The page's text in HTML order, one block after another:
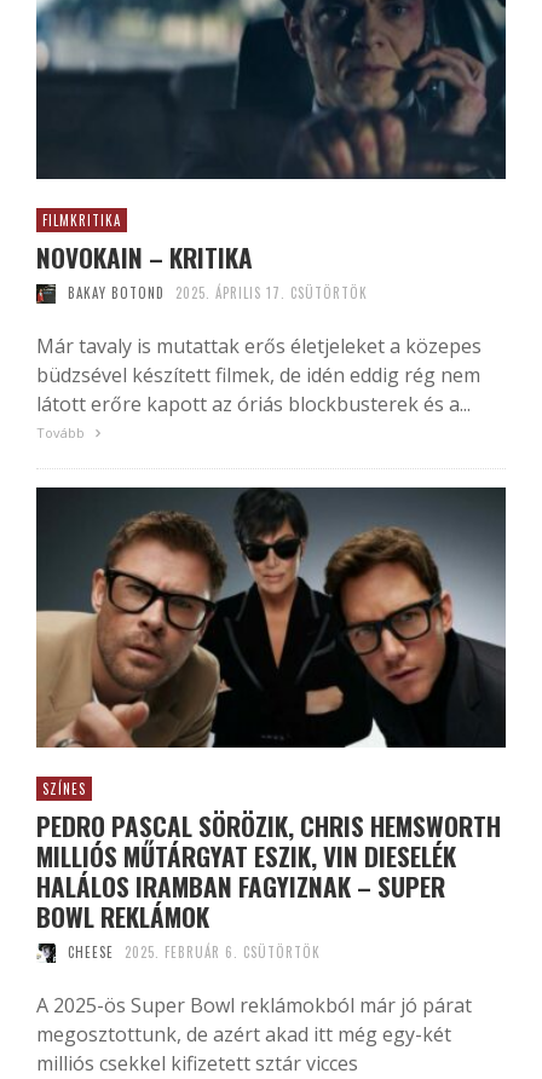
FILMKRITIKA
NOVOKAIN – KRITIKA
BAKAY BOTOND 2025. ÁPRILIS 17. CSÜTÖRTÖK
Már tavaly is mutattak erős életjeleket a közepes
büdzsével készített filmek, de idén eddig rég nem
látott erőre kapott az óriás blockbusterek és a...
Tovább
SZÍNES
PEDRO PASCAL SÖRÖZIK, CHRIS HEMSWORTH
MILLIÓS MŰTÁRGYAT ESZIK, VIN DIESELÉK
HALÁLOS IRAMBAN FAGYIZNAK – SUPER
BOWL REKLÁMOK
CHEESE 2025. FEBRUÁR 6. CSÜTÖRTÖK
A 2025-ös Super Bowl reklámokból már jó párat
megosztottunk, de azért akad itt még egy-két
milliós csekkel kifizetett sztár vicces